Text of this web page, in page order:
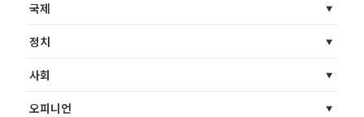
국제
정치
사회
오피니언